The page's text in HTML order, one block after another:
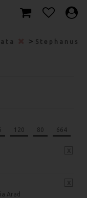
> Stephanus
120 80 664
Arad